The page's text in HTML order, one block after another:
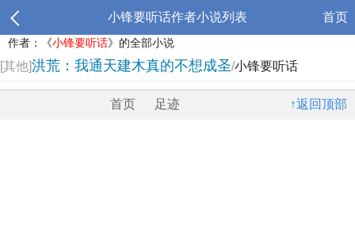
小锋要听话作者小说列表 首页
作者：《小锋要听话》的全部小说
[其他]洪荒：我通天建木真的不想成圣/小锋要听话
↑返回顶部
首页 足迹